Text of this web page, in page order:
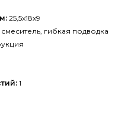
25,5х18х9
гибкая подводка
1